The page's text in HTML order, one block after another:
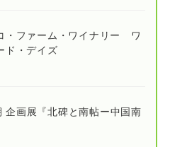
・ファーム・ワイナリー ワ
ド・デイズ
画展『北碑と南帖ー中国南